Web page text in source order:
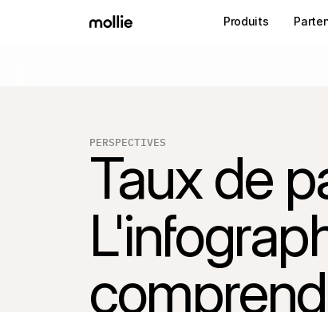
Produits
PERSPECTIVES
Taux de